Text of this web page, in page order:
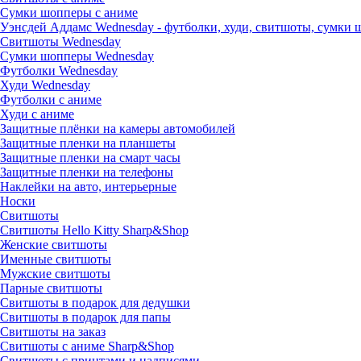
Сумки шопперы с аниме
Уэнсдей Аддамс Wednesday - футболки, худи, свитшоты, сумки
Свитшоты Wednesday
Сумки шопперы Wednesday
Футболки Wednesday
Худи Wednesday
Футболки с аниме
Худи с аниме
Защитные плёнки на камеры автомобилей
Защитные пленки на планшеты
Защитные пленки на смарт часы
Защитные пленки на телефоны
Наклейки на авто, интерьерные
Носки
Свитшоты
Cвитшоты Hello Kitty Sharp&Shop
Женские свитшоты
Именные свитшоты
Мужские свитшоты
Парные свитшоты
Свитшоты в подарок для дедушки
Свитшоты в подарок для папы
Свитшоты на заказ
Свитшоты с аниме Sharp&Shop